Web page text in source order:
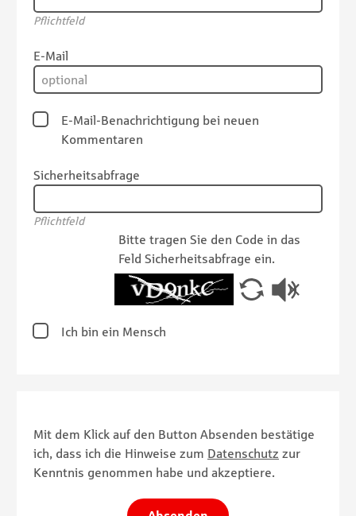
Pflichtfeld
E-Mail
E-Mail-Benachrichtigung bei neuen
Kommentaren
Sicherheitsabfrage
Pflichtfeld
Bitte tragen Sie den Code in das
Feld Sicherheitsabfrage ein.
Ich bin ein Mensch
Mit dem Klick auf den Button Absenden bestätige
ich, dass ich die Hinweise zum Datenschutz zur
Kenntnis genommen habe und akzeptiere.